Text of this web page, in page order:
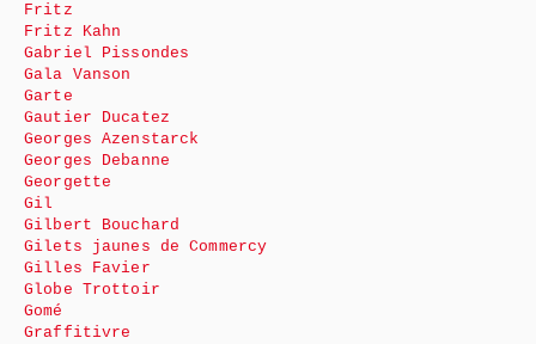
Fritz
Fritz Kahn
Gabriel Pissondes
Gala Vanson
Garte
Gautier Ducatez
Georges Azenstarck
Georges Debanne
Georgette
Gil
Gilbert Bouchard
Gilets jaunes de Commercy
Gilles Favier
Globe Trottoir
Gomé
Graffitivre